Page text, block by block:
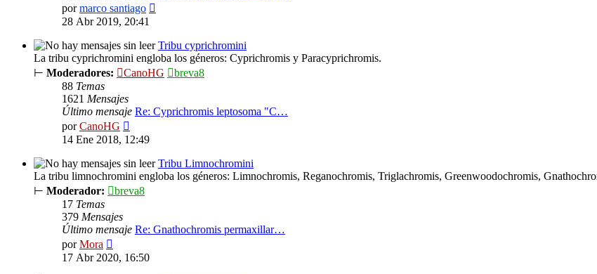
pormarco santiago
28 Abr 2019, 20:41
Tribu cyprichromini
La tribu cyprichromini engloba los géneros: Cyprichromis y Paracyprichromis.
⊢ Moderadores: CanoHG
breva8
88 Temas
1621 Mensajes
Último mensaje Re: Cyprichromis leptosoma "C…
porCanoHG
último
14 Ene 2018, 12:49
Tribu Limnochromini
La tribu limnochromini engloba los géneros: Limnochromis, Reganochromis, Triglachromis, Greenwoodochromis,
⊢ Moderador:
breva8
17 Temas
379 Mensajes
Último mensaje Re: Gnathochromis permaxillar…
porMora
último
mensaje
17 Abr 2020, 16:50